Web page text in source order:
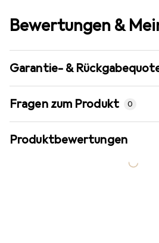
Bewertungen &
Garantie- &
Fragen zum Produkt 0
Produktbewertungen